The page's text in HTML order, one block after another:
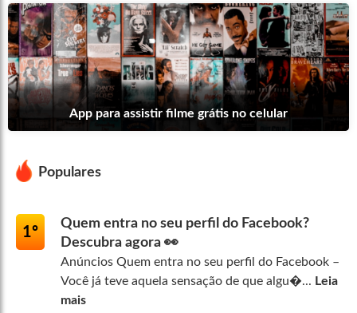
App para assistir filme grátis no celular
Populares
1º
Quem entra no seu perfil do Facebook?
Descubra agora 👀
Anúncios Quem entra no seu perfil do Facebook –
Você já teve aquela sensação de que algu�... Leia
mais